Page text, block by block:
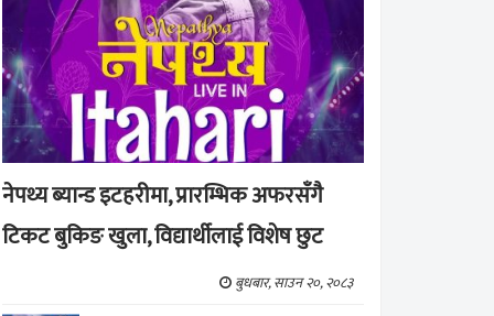
नेपथ्य ब्यान्ड इटहरीमा, प्रारम्भिक अफरसँगै
टिकट बुकिङ खुला, विद्यार्थीलाई विशेष छुट
बुधबार, साउन २०, २०८३